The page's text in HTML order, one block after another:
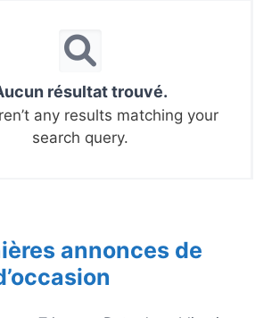
résultat trouvé.
any results matching your
search query.
annonces de